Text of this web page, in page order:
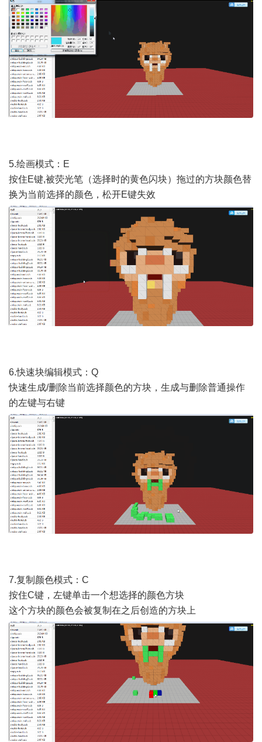
5.绘画模式：E
按住E键,被荧光笔（选择时的黄色闪块）拖过的方块颜色替
换为当前选择的颜色，松开E键失效
6.快速块编辑模式：Q
快速生成/删除当前选择颜色的方块，生成与删除普通操作
的左键与右键
7.复制颜色模式：C
按住C键，左键单击一个想选择的颜色方块
这个方块的颜色会被复制在之后创造的方块上